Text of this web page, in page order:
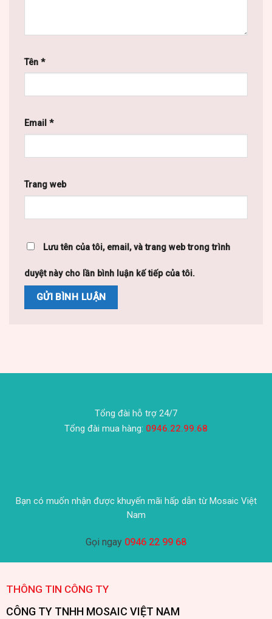
Tên *
Email *
Trang web
Lưu tên của tôi, email, và trang web trong trình
duyệt này cho lần bình luận kế tiếp của tôi.
Tổng đài hỗ trợ 24/7
Tổng đài mua hàng: 0946.22.99.68
Bạn có muốn nhận được khuyến mãi hấp dẫn từ Mosaic Việt
Nam
Gọi ngay 0946 22 99 68
THÔNG TIN CÔNG TY
CÔNG TY TNHH MOSAIC VIỆT NAM